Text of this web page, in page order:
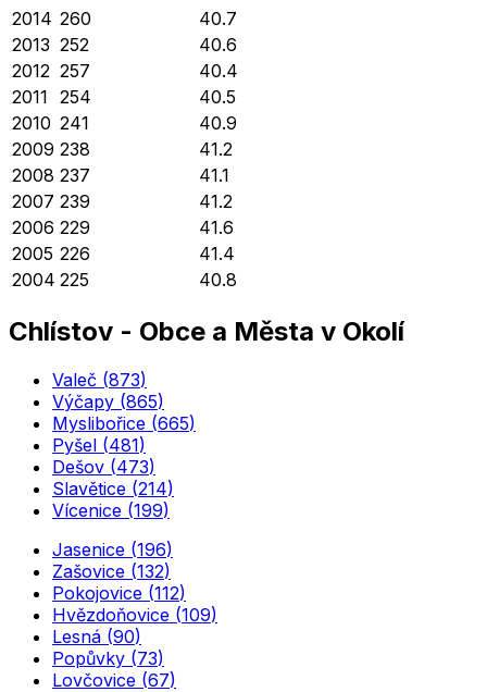
2014 260
40.7
2013 252
40.6
2012 257
40.4
2011 254
40.5
2010 241
40.9
2009 238
41.2
2008 237
41.1
2007 239
41.2
2006 229
41.6
2005 226
41.4
2004 225 40.8
Chlístov - Obce a Města v Okolí
Valeč (873)
Výčapy (865)
Myslibořice (665)
Pyšel (481)
Dešov (473)
Slavětice (214)
Vícenice (199)
Jasenice (196)
Zašovice (132)
Pokojovice (112)
Hvězdoňovice (109)
Lesná (90)
Popůvky (73)
Lovčovice (67)